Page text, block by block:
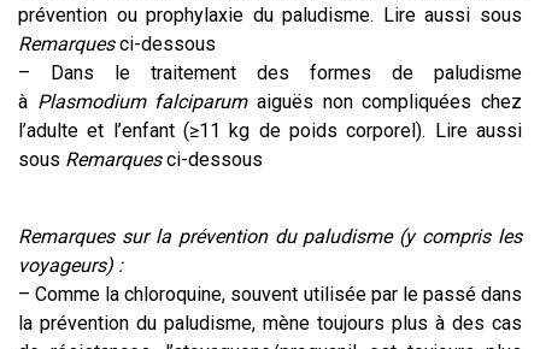
prévention ou prophylaxie du paludisme. Lire aussi sous
Remarquesci-dessous
– Dans le traitement des formes de paludisme
à Plasmodium falciparumaiguës non compliquées chez
l’adulte et l’enfant (≥11 kg de poids corporel). Lire aussi
sous Remarquesci-dessous
Remarques sur la prévention du paludisme (y compris les
voyageurs) :
– Comme la chloroquine, souvent utilisée par le passé dans
la prévention du paludisme, mène toujours plus à des cas